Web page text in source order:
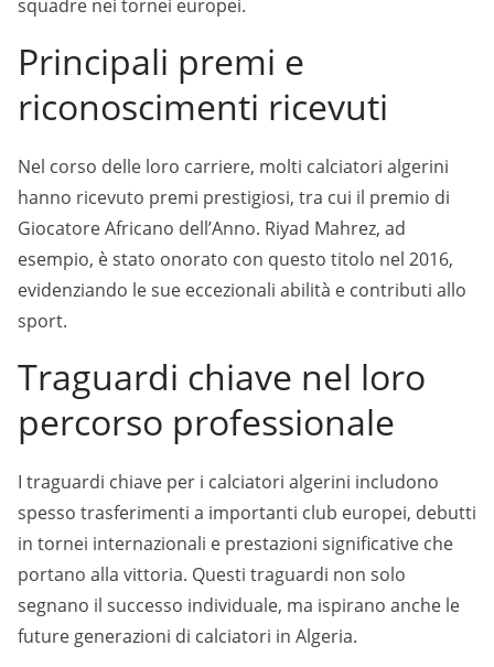
squadre nei tornei europei.
Principali premi e
riconoscimenti ricevuti
Nel corso delle loro carriere, molti calciatori algerini
hanno ricevuto premi prestigiosi, tra cui il premio di
Giocatore Africano dell’Anno. Riyad Mahrez, ad
esempio, è stato onorato con questo titolo nel 2016,
evidenziando le sue eccezionali abilità e contributi allo
sport.
Traguardi chiave nel loro
percorso professionale
I traguardi chiave per i calciatori algerini includono
spesso trasferimenti a importanti club europei, debutti
in tornei internazionali e prestazioni significative che
portano alla vittoria. Questi traguardi non solo
segnano il successo individuale, ma ispirano anche le
future generazioni di calciatori in Algeria.